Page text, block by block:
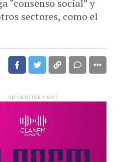
“consenso social” y
sectores, como el
ADVERTISEMENT